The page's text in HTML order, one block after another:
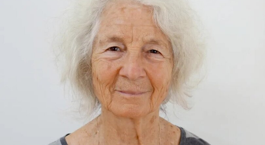
V&A东馆典藏库于2025年5月开放，向公众展示了
数千件尚未在其他场馆展出的藏品。负责馆内“预约
展品”项目的员工必须全程陪同调取馆藏，只有在另
一位同事到岗接替后，才能去洗手间。与他们服务
的公众一样，这些员工也不允许将食物或饮料带入
主展厅或储藏区。
“这种展示我们文化遗产的创新模式，竟是由那些连
上厕所或喝口水都得不到充分保障的员工来实现